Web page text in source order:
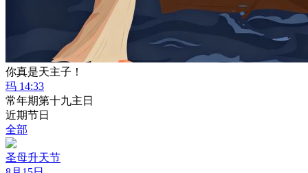
你真是天主子！
玛 14:33
常年期第十九主日
近期节日
全部
圣母升天节